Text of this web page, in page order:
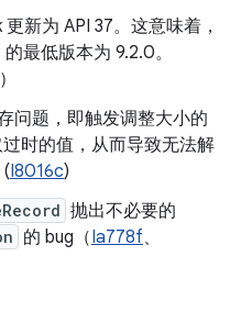
新为 API 37。这意味着，
最低版本为 9.2.0。
）
问题，即触发调整大小的
时的值，从而导致无法解
I8016c)
抛出不必要的
的 bug（Ia778f、